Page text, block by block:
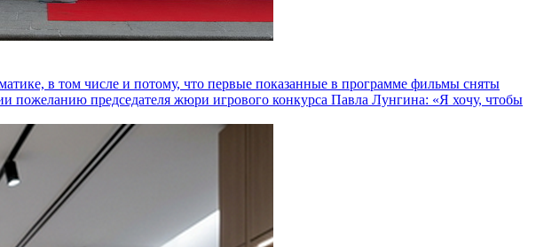
в том числе и потому, что первые показанные в программе фильмы сняты
пожеланию председателя жюри игрового конкурса Павла Лунгина: «Я хочу, чтобы